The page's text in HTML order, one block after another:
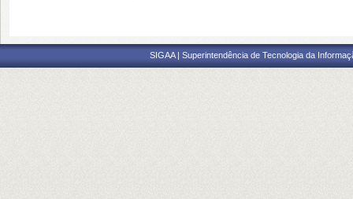
SIGAA | Superintendência de Tecnologia da